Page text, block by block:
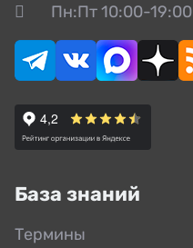
Пн:Пт 10:00-19:00
База знаний
Термины